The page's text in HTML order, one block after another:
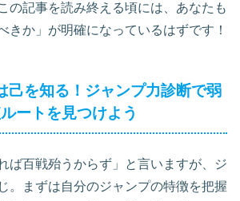
の記事を読み終える頃には、あなたも
きか」が明確になっているはずです！
己を知る！ジャンプ力診断で弱
ートを見つけよう
ば百戦殆うからず」と言いますが、ジ
。まずは自分のジャンプの特徴を把握